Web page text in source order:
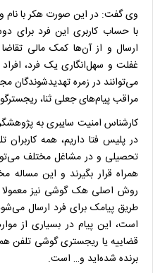
وی گفت: در این صورت هکر با نام
با حساب کاربری این فرد برای
ارسال و از آن‌ها کمک مالی
غفلت و سهل‌انگاری یک فرد،
می‌توانند در زمره تهدیدشوندگان
مراقب پیام‌های جعلی ثنا،
کارشناس امنیت سایبری به
در پلیس فتا داریم، همه
تحصیلی و در مشاغل مختلف
همراه قرار بگیرند و این
روش اصلی هک گوشی نیز
طریق پیامک برای فرد ارسال
است، این پیام در بسیاری از
قضاییه یا ریجستری گوشی تلفن
برنده شده‌اید و… است.